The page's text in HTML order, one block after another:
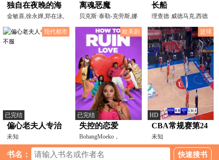
独自在夜晚的海
边
金敏喜,徐永嬅,郑在泳,
文成根,权海骁,宋宣
离魂恶魔
贝克斯·泰勒-克劳斯,娜
丁·维拉兹盖兹,托
长船
理查德·威德马克,西德
尼·波蒂埃,拉斯·坦
现代都市
已完结
偏心老夫人专治
各种不服
未知
欧美剧
已完结
失控的恋爱
BohangMoeko，
DumisaniMbebe
篮球
HD
CBA常规赛第24
轮 福建浔兴股份
VS新疆伊力特
未知
书名：